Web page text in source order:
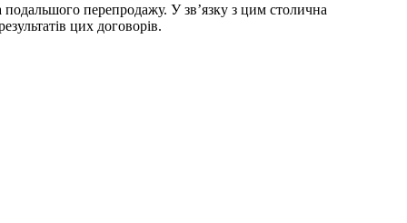
подальшого перепродажу. У зв’язку з цим столична
цих договорів.